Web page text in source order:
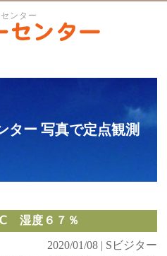
ンター
ター 写真で定点観測
湿度６７％
2020/01/08 | Sビジター